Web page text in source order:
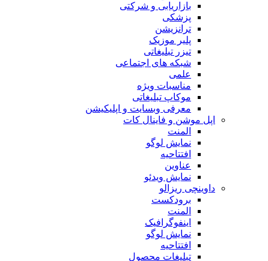
بازاریابی و شرکتی
پزشکی
ترانزیشن
پلیر موزیک
تیزر تبلیغاتی
شبکه های اجتماعی
علمی
مناسبات ویژه
موکاپ تبلیغاتی
معرفی وبسایت و اپلیکیشن
اپل موشن و فاینال کات
المنت
نمایش لوگو
افتتاحیه
عناوین
نمایش ویدئو
داوینچی ریزالو
برودکست
المنت
اینفوگرافیک
نمایش لوگو
افتتاحیه
تبلیغات محصول